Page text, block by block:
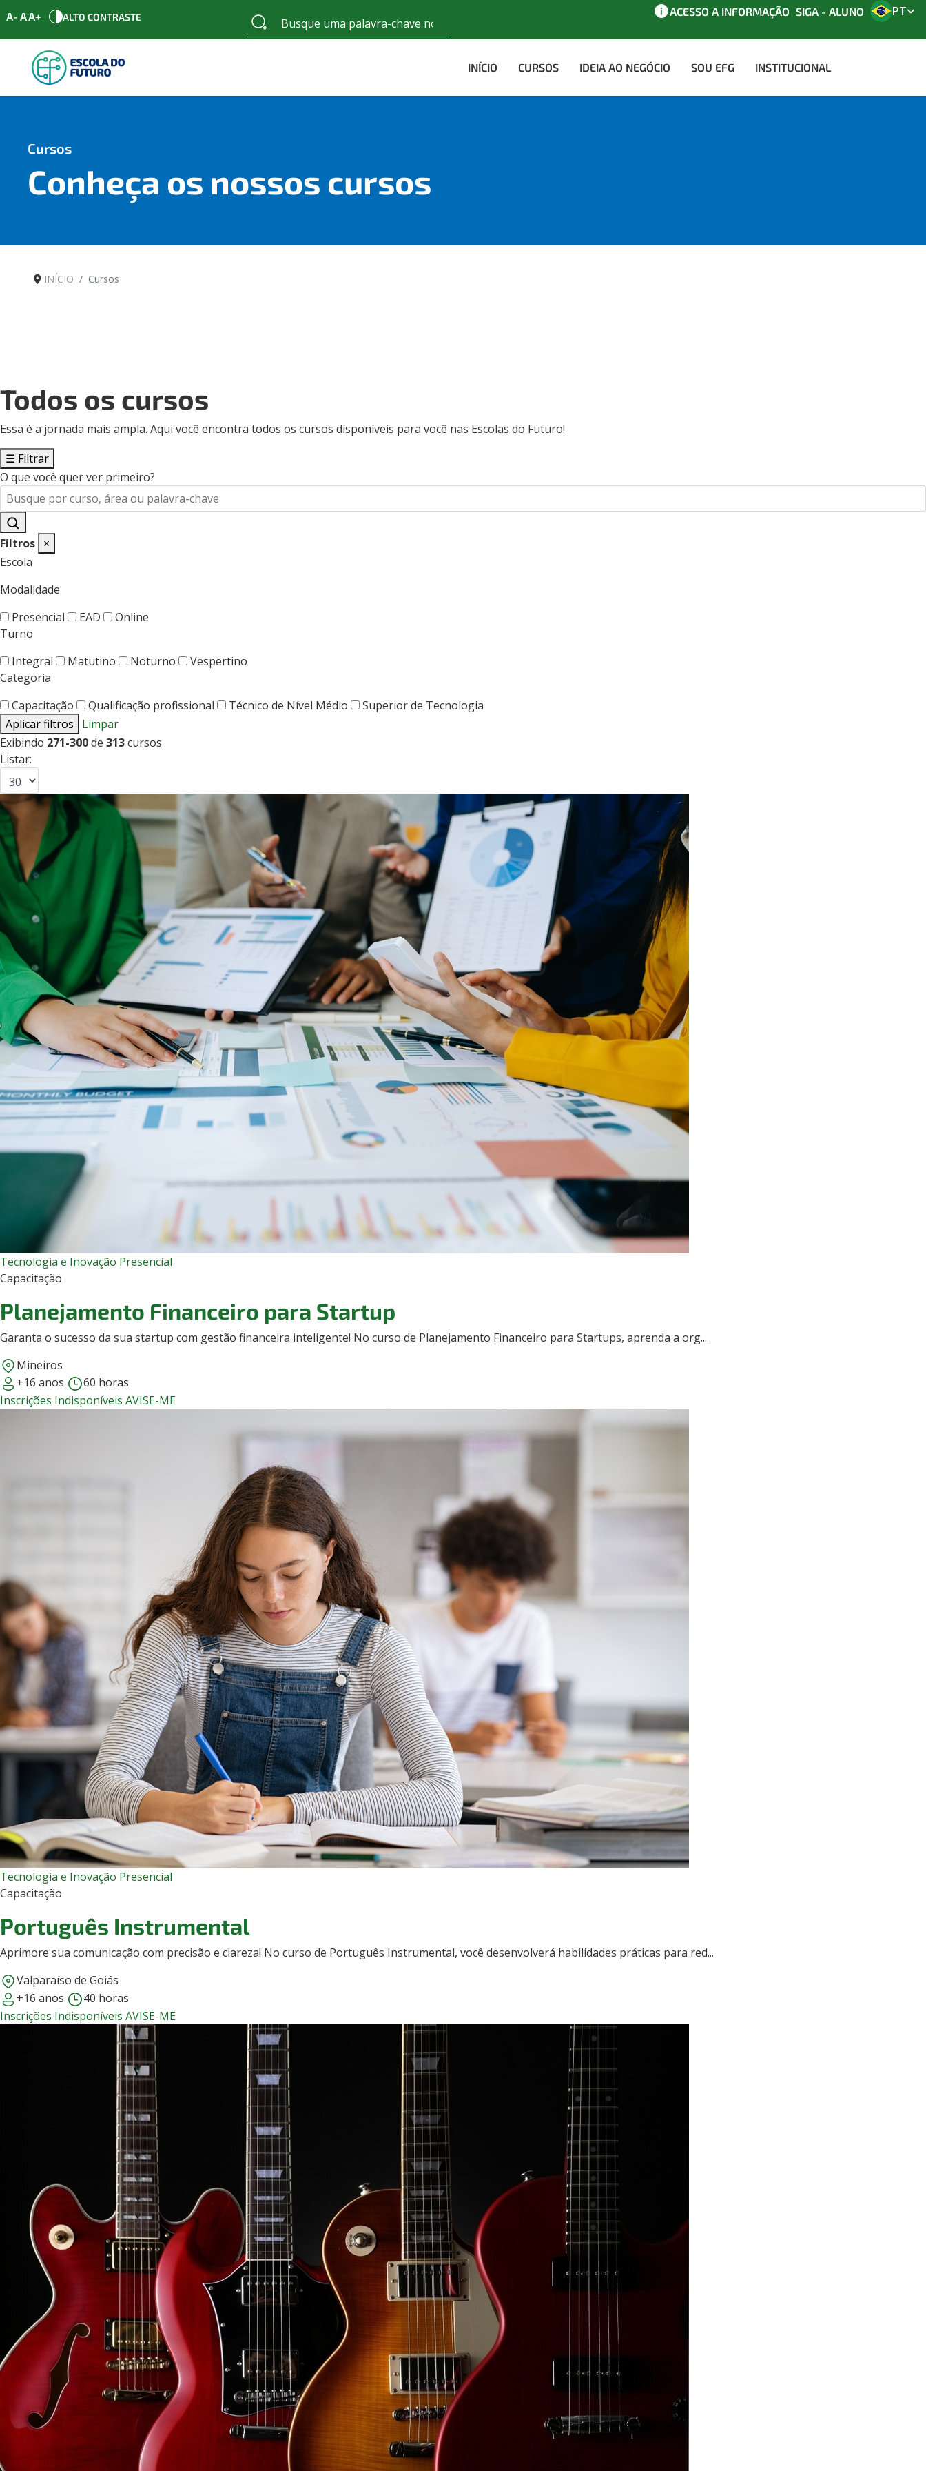
A- AA+ ALTO CONTRASTE ACESSO A INFORMAÇÃO SIGA - ALUNO PT
INÍCIO CURSOS IDEIA AO NEGÓCIO SOU EFG INSTITUCIONAL
Cursos
Conheça os nossos cursos
INÍCIO Cursos
Todos os cursos
Essa é a jornada mais ampla. Aqui você encontra todos os cursos disponíveis para você nas Escolas do Futuro!
☰ Filtrar
O que você quer ver primeiro?
Filtros ×
Escola
Modalidade
Presencial
EAD
Online
Turno
Integral
Matutino Noturno
Vespertino
Categoria
Capacitação
Qualificação profissional Técnico de Nível Médio
Superior de Tecnologia
Aplicar filtros
Limpar
Exibindo 271-300de 313cursos
Listar:
Tecnologia e Inovação Presencial
Capacitação
Planejamento Financeiro para Startup
Garanta o sucesso da sua startup com gestão financeira inteligente! No curso de Planejamento Financeiro para Startups, aprenda a org...
Mineiros
+16 anos
60 horas
Inscrições Indisponíveis AVISE-ME
Tecnologia e Inovação Presencial
Capacitação
Português Instrumental
Aprimore sua comunicação com precisão e clareza! No curso de Português Instrumental, você desenvolverá habilidades práticas para red...
Valparaíso de Goiás
+16 anos
40 horas
Inscrições Indisponíveis AVISE-ME